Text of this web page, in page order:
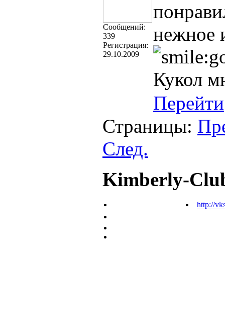
Cообщений:
339
Регистрация:
29.10.2009
нежное
Кукол
Перейти
Страницы:
След.
Kimberly-
http://